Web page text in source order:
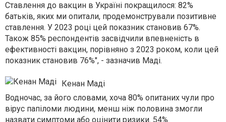
Ставлення до вакцин в Україні покращилося: 82%
батьків, яких ми опитали, продемонстрували позитивне
ставлення. У 2023 році цей показник становив 67%.
Також 85% респондентів засвідчили впевненість в
ефективності вакцин, порівняно з 2023 роком, коли цей
показник становив 76%", - зазначив Маді.
Кенан Маді
Водночас, за його словами, хоча 80% опитаних чули про
вірус папіломи людини, менш ніж половина змогли
назвати симптоми або оцінити ризики. 54%